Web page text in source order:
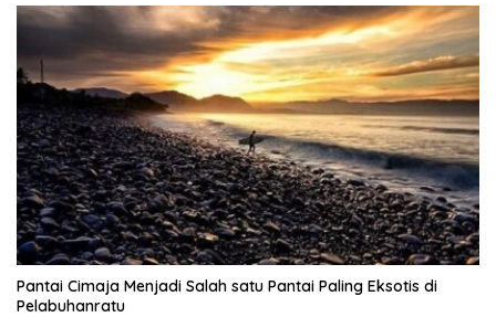
Pantai Cimaja Menjadi Salah satu Pantai Paling Eksotis di
Pelabuhanratu